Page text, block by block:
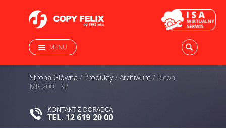
MENU
Strona Główna / Produkty/ Archiwum / Ricoh
MP 2001 SP